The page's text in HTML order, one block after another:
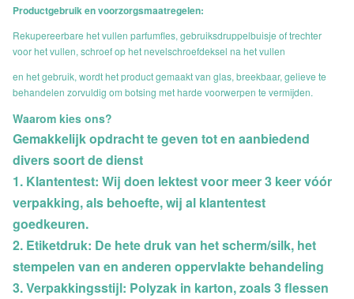
Productgebruik en voorzorgsmaatregelen:
Rekupereerbare het vullen parfumfles, gebruiksdruppelbuisje of trechter
voor het vullen, schroef op het nevelschroefdeksel na het vullen
en het gebruik, wordt het product gemaakt van glas, breekbaar, gelieve te
behandelen zorvuldig om botsing met harde voorwerpen te vermijden.
Waarom kies ons?
Gemakkelijk opdracht te geven tot en aanbiedend
divers soort de dienst
1. Klantentest: Wij doen lektest voor meer 3 keer vóór
verpakking, als behoefte, wij al klantentest
goedkeuren.
2. Etiketdruk: De hete druk van het scherm/silk, het
stempelen van en anderen oppervlakte behandeling
3. Verpakkingsstijl: Polyzak in karton, zoals 3 flessen